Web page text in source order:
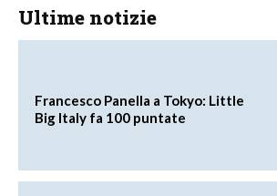
Ultime notizie
Francesco Panella a Tokyo: Little
Big Italy fa 100 puntate